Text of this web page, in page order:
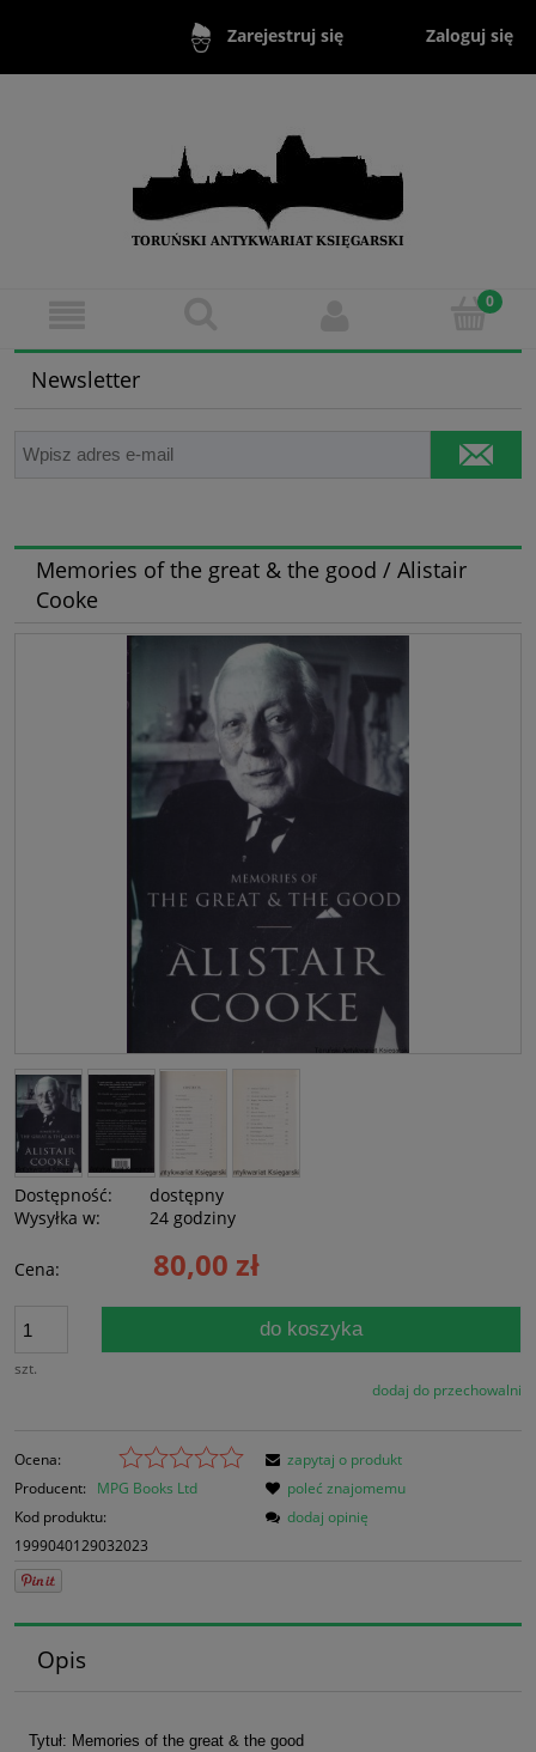
Zarejestruj się Zaloguj się
Newsletter
Memories of the great & the good / Alistair
Cooke
Dostępność:
dostępny
Wysyłka w:
24 godziny
Cena: 80,00 zł
szt.
do koszyka
dodaj do przechowalni
Ocena:
Producent:
MPG Books Ltd
Kod produktu:
1999040129032023
zapytaj o produkt
poleć znajomemu
dodaj opinię
Opis
Tytuł: Memories of the great & the good